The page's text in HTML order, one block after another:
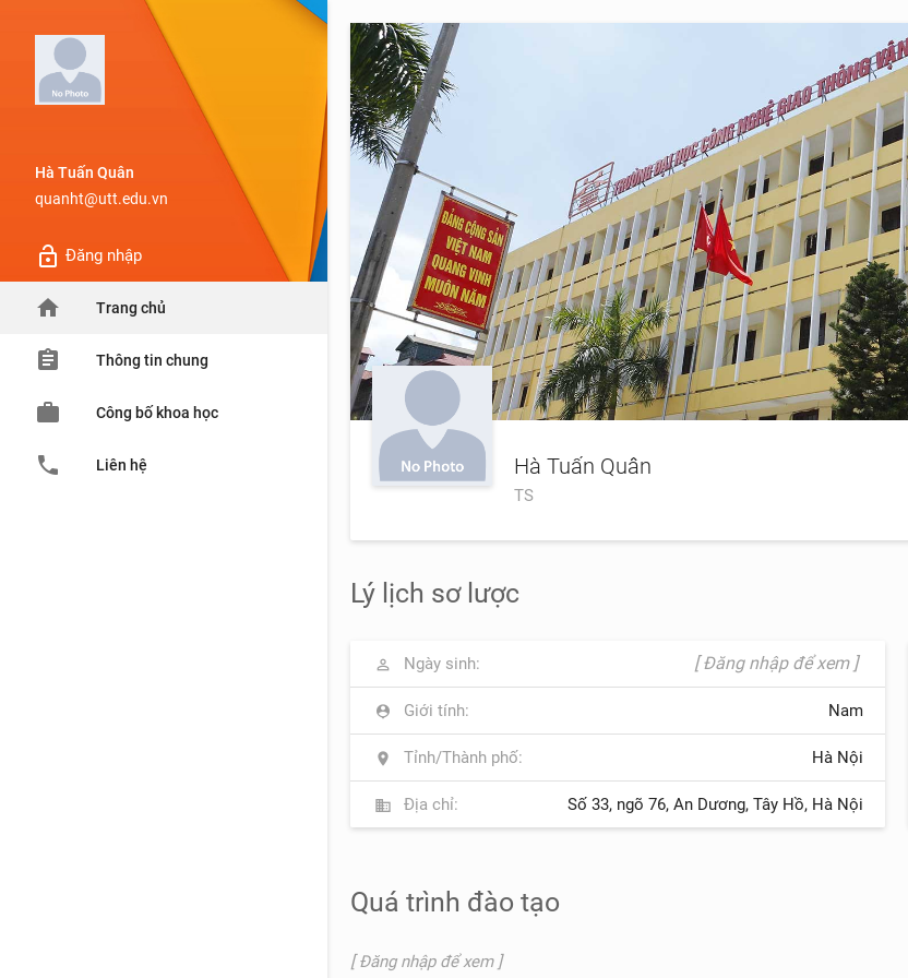
Hà Tuấn Quân
quanht@utt.edu.vn
lock_open Đăng nhập
home Trang chủ
assignment Thông tin chung
work Công bố khoa học
phone Liên hệ Hà Tuấn Quân
TS
Lý lịch sơ lược
perm_identity Ngày sinh: [ Đăng nhập để xem ]
person_pin Giới tính: Nam
location_on Tỉnh/Thành phố: Hà Nội
business Địa chỉ: Số 33, ngõ 76, An Dương, Tây Hồ, Hà Nội
Quá trình đào tạo
[ Đăng nhập để xem ]